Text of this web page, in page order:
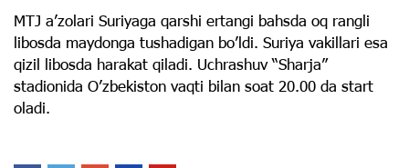
MTJ a’zolari Suriyaga qarshi ertangi bahsda oq rangli
libosda maydonga tushadigan bo’ldi. Suriya vakillari esa
qizil libosda harakat qiladi. Uchrashuv “Sharja”
stadionida O’zbekiston vaqti bilan soat 20.00 da start
oladi.